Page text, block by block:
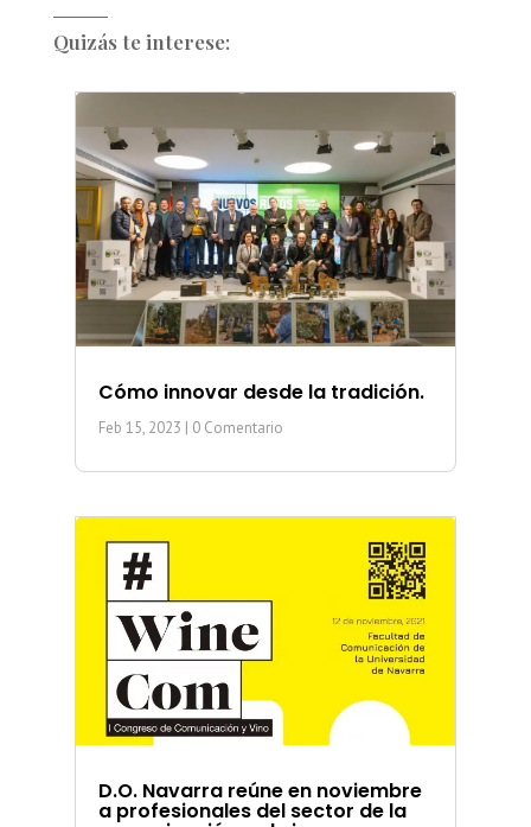
Quizás te interese:
Cómo innovar desde la tradición.
Feb 15, 2023 | 0 Comentario
D.O. Navarra reúne en noviembre
a profesionales del sector de la